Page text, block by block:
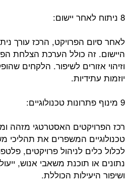
8 ניתוח לאחר יישום:
לאחר סיום הפרויקט, הרכז עורך
היישום. זה כולל הערכת הצלחת
וזיהוי אזורים לשיפור. הלקחים
יוזמות עתידיות.
9 מינוף פתרונות טכנולוגיים:
רכז הפרויקטים האסטרטגי מזהה
טכנולוגיים המשפרים את תהליכי
לכלול כלים לניהול פרויקטים,
נתונים או תוכנת משאבי אנוש,
ושיפור היעילות הכוללת.